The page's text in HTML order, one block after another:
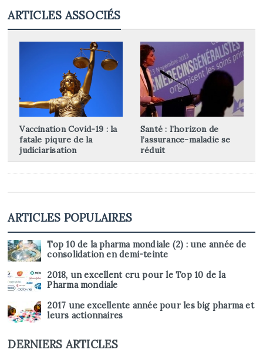
ARTICLES ASSOCIÉS
Vaccination Covid-19 : la
fatale piqure de la
judiciarisation
Santé : l’horizon de
l’assurance-maladie se
réduit
ARTICLES POPULAIRES
Top 10 de la pharma mondiale (2) : une année de
consolidation en demi-teinte
2018, un excellent cru pour le Top 10 de la
Pharma mondiale
2017 une excellente année pour les big pharma et
leurs actionnaires
DERNIERS ARTICLES